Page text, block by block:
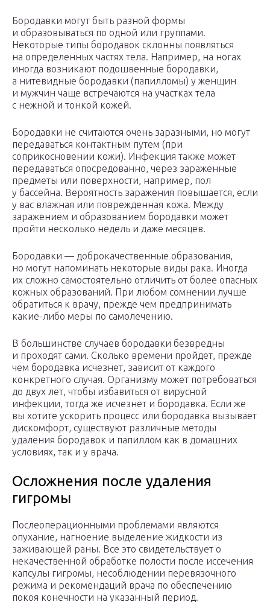
Бородавки могут быть разной формы
и образовываться по одной или группами.
Некоторые типы бородавок склонны появляться
на определенных частях тела. Например, на ногах
иногда возникают подошвенные бородавки,
а нитевидные бородавки (папилломы) у женщин
и мужчин чаще встречаются на участках тела
с нежной и тонкой кожей.
Бородавки не считаются очень заразными, но могут
передаваться контактным путем (при
соприкосновении кожи). Инфекция также может
передаваться опосредованно, через зараженные
предметы или поверхности, например, пол
у бассейна. Вероятность заражения повышается, если
у вас влажная или поврежденная кожа. Между
заражением и образованием бородавки может
пройти несколько недель и даже месяцев.
Бородавки — доброкачественные образования,
но могут напоминать некоторые виды рака. Иногда
их сложно самостоятельно отличить от более опасных
кожных образований. При любом сомнении лучше
обратиться к врачу, прежде чем предпринимать
какие-либо меры по самолечению.
В большинстве случаев бородавки безвредны
и проходят сами. Сколько времени пройдет, прежде
чем бородавка исчезнет, зависит от каждого
конкретного случая. Организму может потребоваться
до двух лет, чтобы избавиться от вирусной
инфекции, тогда же исчезнет и бородавка. Если же
вы хотите ускорить процесс или бородавка вызывает
дискомфорт, существуют различные методы
удаления бородавок и папиллом как в домашних
условиях, так и у врача.
Осложнения после удаления
гигромы
Послеоперационными проблемами являются
опухание, нагноение выделение жидкости из
заживающей раны. Все это свидетельствует о
некачественной обработке полости после иссечения
капсулы гигромы, несоблюдении перевязочного
режима и рекомендаций врача по обеспечению
покоя конечности на указанный период.